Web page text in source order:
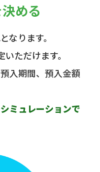
める
なります。
ただけます。
入期間、預入金額
ミュレーションで